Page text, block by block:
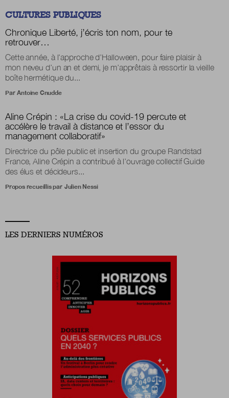
CULTURES PUBLIQUES
Chronique Liberté, j’écris ton nom, pour te
retrouver…
Cette année, à l’approche d’Halloween, pour faire plaisir à
mon neveu d’un an et demi, je m’apprêtais à ressortir la vieille
boîte hermétique du...
Par Antoine Cnudde
Aline Crépin : «La crise du covid-19 percute et
accélère le travail à distance et l’essor du
management collaboratif»
Directrice du pôle public et insertion du groupe Randstad
France, Aline Crépin a contribué à l’ouvrage collectif Guide
des élus et décideurs...
Propos recueillis par Julien Nessi
LES DERNIERS NUMÉROS